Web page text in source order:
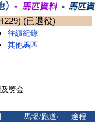
(已退役)
往績紀錄
其他馬匹
獎金
馬場/跑道/
途程